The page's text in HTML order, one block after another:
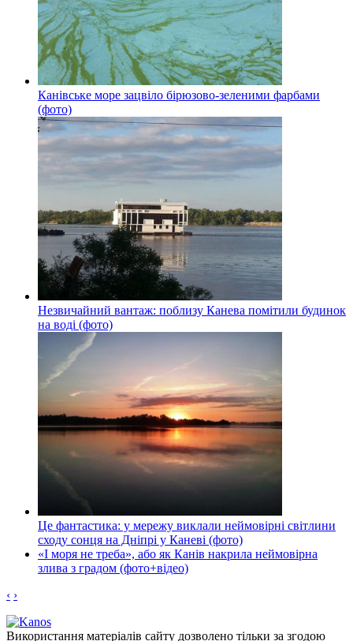
Канівське море зацвіло бірюзово-зеленими фарбами
(фото)
Незвичайний вантаж: поблизу Канева помітили будинок
на воді (фото)
Це фантастика: у мережу виклали неймовірні світлини
сходу сонця на Дніпрі у Каневі (фото)
«І моря не треба», або як Канів накрила неймовірна
злива з градом (фото+відео)
‹ ›
Використання матеріалів сайту дозволено тільки за згодою